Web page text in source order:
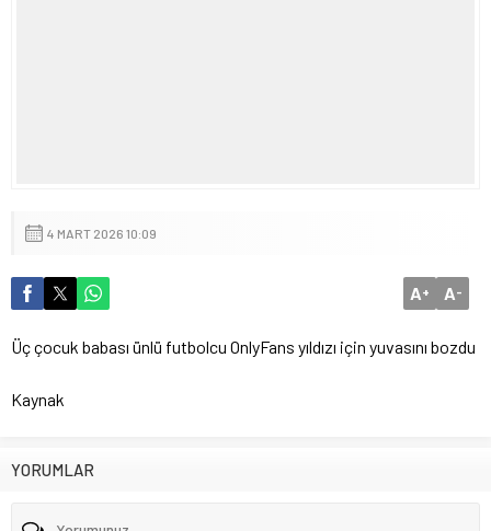
4 MART 2026 10:09
A+ A-
Üç çocuk babası ünlü futbolcu OnlyFans yıldızı için yuvasını bozdu
Kaynak
YORUMLAR